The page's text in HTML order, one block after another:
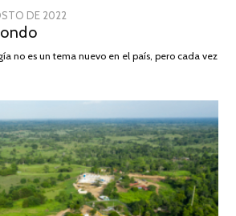
DE 2022
DE
no es un tema nuevo en el país, pero cada vez